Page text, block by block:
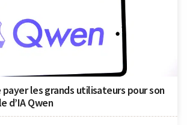
les grands utilisateurs pour son
d’IA Qwen